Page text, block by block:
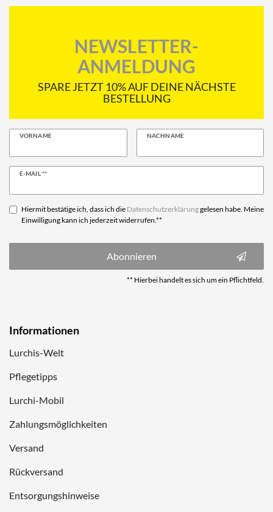
NEWSLETTER-
ANMELDUNG
SPARE JETZT 10% AUF DEINE NÄCHSTE
BESTELLUNG
VORNAME NACHNAME
E-MAIL **
Newsletter
Hiermit bestätige ich, dass ich die Daten­schutz­erklärunggelesen habe. Meine
Einwilligung kann ich jederzeit widerrufen.**
Abonnieren
** Hierbei handelt es sich um ein Pflichtfeld.
Informationen
Lurchis-Welt
Pflegetipps
Lurchi-Mobil
Zahlungsmöglichkeiten
Versand
Rückversand
Entsorgungshinweise